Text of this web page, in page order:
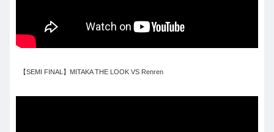
【SEMI FINAL】MITAKA THE LOOK VS Renren